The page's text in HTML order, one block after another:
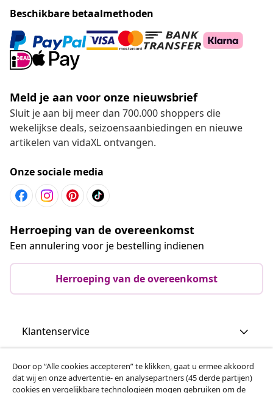
Beschikbare betaalmethoden
Meld je aan voor onze nieuwsbrief
Sluit je aan bij meer dan 700.000 shoppers die
wekelijkse deals, seizoensaanbiedingen en nieuwe
artikelen van vidaXL ontvangen.
Onze sociale media
Herroeping van de overeenkomst
Een annulering voor je bestelling indienen
Herroeping van de overeenkomst
Klantenservice
Zakelijk
Door op “Alle cookies accepteren” te klikken, gaat u ermee akkoord
dat wij en onze advertentie- en analysepartners (45 derde partijen)
cookies en vergelijkbare technologieën mogen gebruiken om de